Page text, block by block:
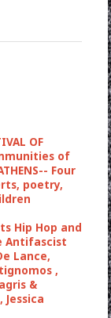
OF
of
Four
poetry,
Hip Hop and
Antifascist
Lance,
,
&
Jessica